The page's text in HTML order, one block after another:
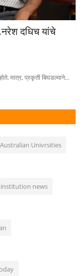
दधिच यांचे
मात्र, प्रकृती बिघडल्याने...
Australian Univrsities
news